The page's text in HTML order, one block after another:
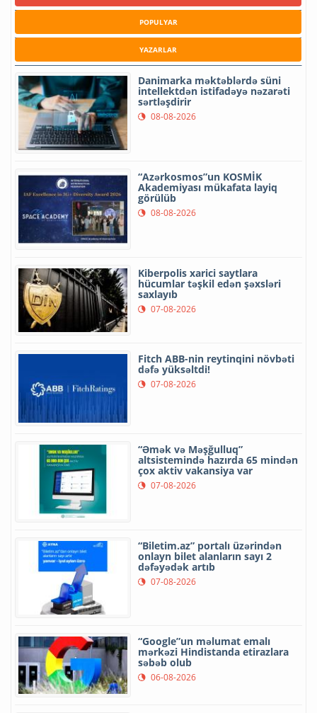
POPULYAR
YAZARLAR
Danimarka məktəblərdə süni
intellektdən istifadəyə nəzarəti
sərtləşdirir
08-08-2026
“Azərkosmos”un KOSMİK
Akademiyası mükafata layiq
görülüb
08-08-2026
Kiberpolis xarici saytlara
hücumlar təşkil edən şəxsləri
saxlayıb
07-08-2026
Fitch ABB-nin reytinqini növbəti
dəfə yüksəltdi!
07-08-2026
“Əmək və Məşğulluq”
altsistemində hazırda 65 mindən
çox aktiv vakansiya var
07-08-2026
“Biletim.az” portalı üzərindən
onlayn bilet alanların sayı 2
dəfəyədək artıb
07-08-2026
“Google”un məlumat emalı
mərkəzi Hindistanda etirazlara
səbəb olub
06-08-2026